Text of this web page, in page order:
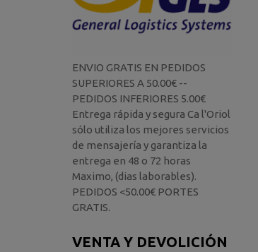
ENVIO GRATIS EN PEDIDOS
SUPERIORES A 50.00€ --
PEDIDOS INFERIORES 5.00€
Entrega rápida y segura Ca l'Oriol
sólo utiliza los mejores servicios
de mensajería y garantiza la
entrega en 48 o 72 horas
Maximo, (dias laborables).
PEDIDOS <50.00€ PORTES
GRATIS.
VENTA Y DEVOLICIÓN